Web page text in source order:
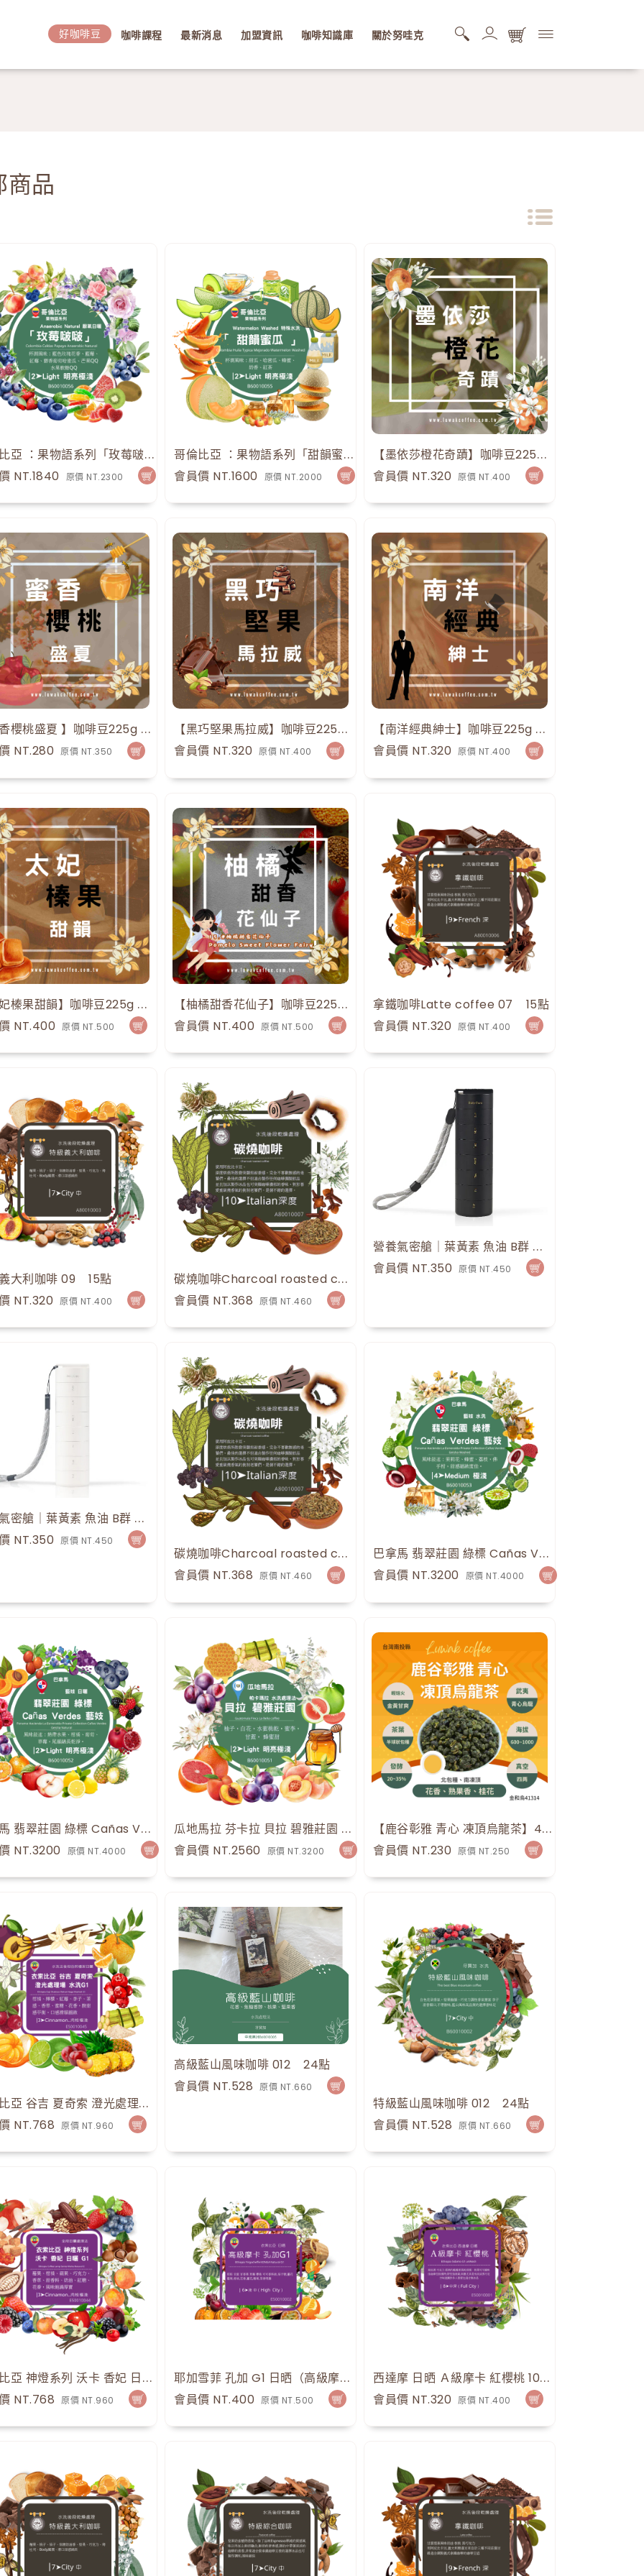
好咖啡豆 咖啡課程 最新消息 加盟資訊 咖啡知識庫 關於努哇克
商品
哥倫比亞 ：果物語系列「玫莓啵啵」 Papayo 厭氧日曬 58 點
NT.1840
原價 NT.2300
哥倫比亞 ：果物語系列「甜韻蜜瓜 」Typica Mejorado特殊水洗 52點
會員價 NT.1600
原價 NT.2000
【墨依莎橙花奇蹟】咖啡豆225g 0.5磅 手沖咖啡
會員價 NT.320原價 NT.400
【蜜香櫻桃盛夏 】咖啡豆225g 0.5磅 手沖咖啡 15點
NT.280 原價 NT.350
【黑巧堅果馬拉威】咖啡豆225g 0.5磅 手沖咖啡 15點
會員價 NT.320原價 NT.400
【南洋經典紳士】咖啡豆225g 0.5磅 手沖咖啡
會員價 NT.320原價 NT.400
【太妃榛果甜韻】咖啡豆225g 0.5磅 手沖咖啡 18點
NT.400 原價 NT.500
【柚橘甜香花仙子】咖啡豆225g 0.5磅 手沖咖啡 18點
會員價 NT.400原價 NT.500
拿鐵咖啡Latte coffee 07 15點
會員價 NT.320原價 NT.400
大利咖啡 09 15點
NT.320 原價 NT.400
碳燒咖啡Charcoal roasted coffee 16 點
會員價 NT.368原價 NT.460
營養氣密艙｜葉黃素 魚油 B群 保健品分裝盒 藥盒（一入）（黑色）
會員價 NT.350原價 NT.450
營養氣密艙｜葉黃素 魚油 B群 保健品分裝盒 藥盒（一入）（白色）
點
NT.350 原價 NT.450
碳燒咖啡Charcoal roasted coffee 16點
會員價 NT.368原價 NT.460
巴拿馬 翡翠莊園 綠標 Cañas Verdes 藝妓 水洗 Panama Hacienda La Esmeralda Private Collection Cañas Verdes Geisha Washed
會員價 NT.3200 原價 NT.4000
巴拿馬 翡翠莊園 綠標 Cañas Verdes 藝妓 日曬 Panama Hacienda La Esmeralda Private Collection Cañas Verdes Geisha Natural
NT.3200 原價 NT.4000
瓜地馬拉 芬卡拉 貝拉 碧雅莊園 Guatemala Finca La Bella・帕卡瑪拉・水洗處理法・拉斯米納斯寶礦山脈51426
會員價 NT.2560 原價 NT.3200
【鹿谷彰雅 青心 凍頂烏龍茶】41314
會員價 NT.230原價 NT.250
衣索比亞 谷吉 夏奇索 澄光處理場 水洗G1 Ethiopia Guji Shakisso Bishan Naga Washed G1 30
點
NT.768 原價 NT.960
高級藍山風味咖啡 01224點
會員價 NT.528原價 NT.660
特級藍山風味咖啡 01224點
會員價 NT.528原價 NT.660
衣索比亞 神燈系列 沃卡 香妃 日曬 G1 30點
NT.768 原價 NT.960
耶加雪菲 孔加 G1 日晒（高級摩卡）11 18點
會員價 NT.400原價 NT.500
西達摩 日晒 Ａ級摩卡 紅櫻桃 10
會員價 NT.320原價 NT.400